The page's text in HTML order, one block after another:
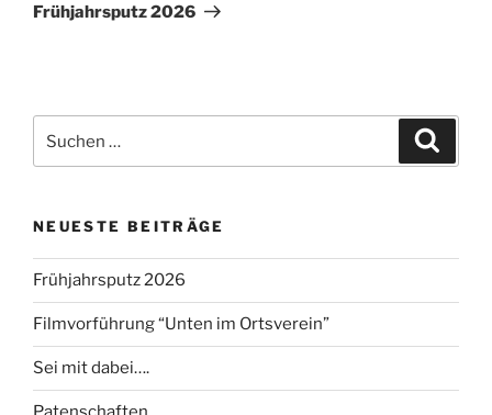
Beitrag
Frühjahrsputz 2026
nach:
NEUESTE BEITRÄGE
Frühjahrsputz 2026
Filmvorführung “Unten im Ortsverein”
Sei mit dabei….